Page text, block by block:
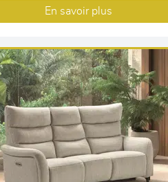
En savoir plus